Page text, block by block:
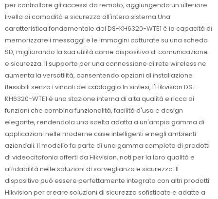
per controllare gli accessi da remoto, aggiungendo un ulteriore
livello di comodità e sicurezza all'intero sistema.Una
caratteristica fondamentale del DS-KH6320-WTE1 è la capacità di
memorizzare i messaggi e le immagini catturate su una scheda
SD, migliorando la sua utilità come dispositivo di comunicazione
e sicurezza. Il supporto per una connessione di rete wireless ne
aumenta la versatilità, consentendo opzioni di installazione
flessibili senza i vincoli del cablaggio.In sintesi, l'Hikvision DS-
KH6320-WTE1 è una stazione interna di alta qualità e ricca di
funzioni che combina funzionalità, facilità d'uso e design
elegante, rendendola una scelta adatta a un'ampia gamma di
applicazioni nelle moderne case intelligenti e negli ambienti
aziendali. Il modello fa parte di una gamma completa di prodotti
di videocitofonia offerti da Hikvision, noti per la loro qualità e
affidabilità nelle soluzioni di sorveglianza e sicurezza. Il
dispositivo può essere perfettamente integrato con altri prodotti
Hikvision per creare soluzioni di sicurezza sofisticate e adatte a